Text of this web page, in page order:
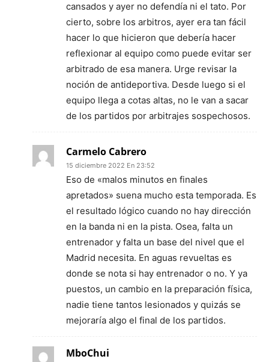
cansados y ayer no defendía ni el tato. Por
cierto, sobre los arbitros, ayer era tan fácil
hacer lo que hicieron que debería hacer
reflexionar al equipo como puede evitar ser
arbitrado de esa manera. Urge revisar la
noción de antideportiva. Desde luego si el
equipo llega a cotas altas, no le van a sacar
de los partidos por arbitrajes sospechosos.
Carmelo Cabrero
15 diciembre 2022 En 23:52
Eso de «malos minutos en finales
apretados» suena mucho esta temporada. Es
el resultado lógico cuando no hay dirección
en la banda ni en la pista. Osea, falta un
entrenador y falta un base del nivel que el
Madrid necesita. En aguas revueltas es
donde se nota si hay entrenador o no. Y ya
puestos, un cambio en la preparación física,
nadie tiene tantos lesionados y quizás se
mejoraría algo el final de los partidos.
MboChui